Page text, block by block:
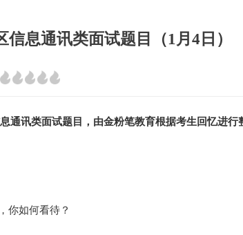
息通讯类面试题目（1月4日）
通讯类面试题目，由金粉笔教育根据考生回忆进行
你如何看待？